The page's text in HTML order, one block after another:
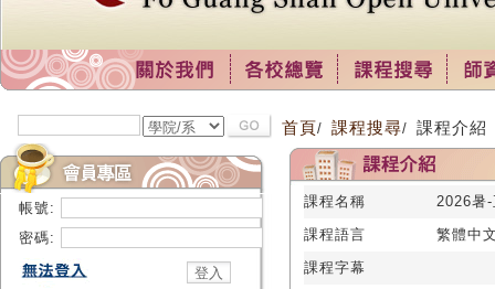
帳號:
密碼:
首頁/ 課程搜尋/ 課程介紹
課程名稱
2026暑
課程語言
繁體中
課程字幕